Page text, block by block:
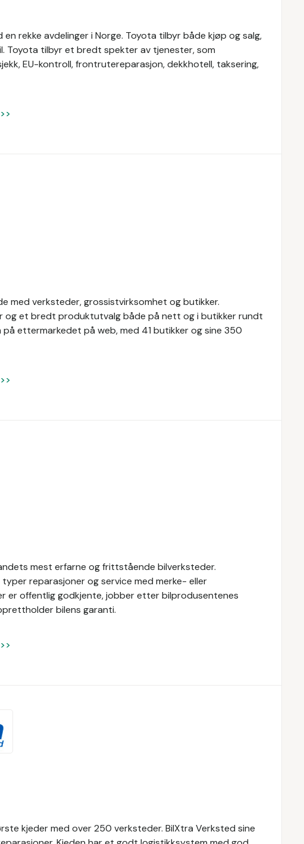
rekke avdelinger i Norge. Toyota tilbyr både kjøp og salg,
Toyota tilbyr et bredt spekter av tjenester, som
EU-kontroll, frontrutereparasjon, dekkhotell, taksering,
med verksteder, grossistvirksomhet og butikker.
og et bredt produktutvalg både på nett og i butikker rundt
ettermarkedet på web, med 41 butikker og sine 350
mest erfarne og frittstående bilverksteder.
reparasjoner og service med merke- eller
er offentlig godkjente, jobber etter bilprodusentenes
bilens garanti.
kjeder med over 250 verksteder. BilXtra Verksted sine